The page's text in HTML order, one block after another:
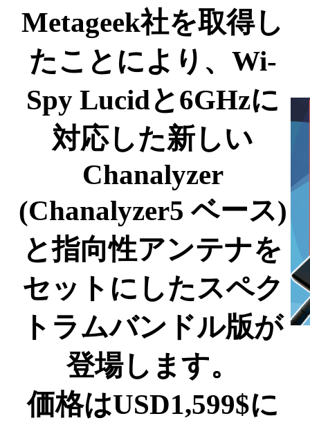
Metageek社を取得し
たことにより、Wi-
Spy Lucidと6GHzに
対応した新しい
Chanalyzer
(Chanalyzer5 ベース)
と指向性アンテナを
セットにしたスペク
トラムバンドル版が
登場します。
価格はUSD1,599$に